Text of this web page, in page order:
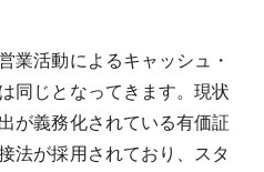
業活動によるキャッシュ・
同じとなってきます。現状
が義務化されている有価証
法が採用されており、スタ